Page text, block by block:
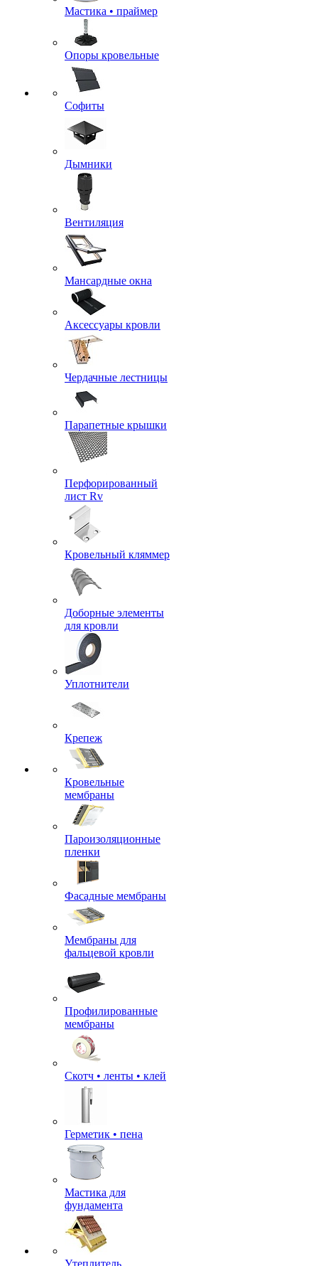
Мастика • праймер
Опоры кровельные
Софиты
Дымники
Вентиляция
Мансардные окна
Аксессуары кровли
Чердачные лестницы
Парапетные крышки
Перфорированный
лист Rv
Кровельный кляммер
Доборные элементы
для кровли
Уплотнители
Крепеж
Кровельные
мембраны
Пароизоляционные
пленки
Фасадные мембраны
Мембраны для
фальцевой кровли
Профилированные
мембраны
Скотч • ленты • клей
Герметик • пена
Мастика для
фундамента
Утеплитель